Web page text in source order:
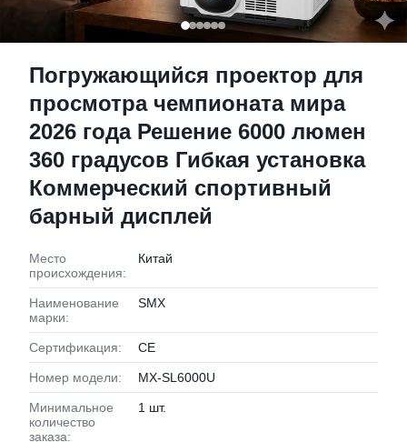
Погружающийся проектор для
просмотра чемпионата мира
2026 года Решение 6000 люмен
360 градусов Гибкая установка
Коммерческий спортивный
барный дисплей
Место
происхождения:
Китай
Наименование
марки:
SMX
Сертификация: CE
Номер модели: MX-SL6000U
Минимальное
количество
заказа:
1 шт.